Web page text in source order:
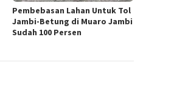
Pembebasan Lahan Untuk Tol
Jambi-Betung di Muaro Jambi
Sudah 100 Persen